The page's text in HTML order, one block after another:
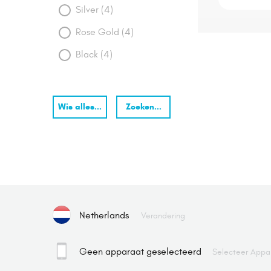
Silver (4)
Rose Gold (4)
Black (4)
Wis alles... Zoeken...
Netherlands Verandering
Geen apparaat geselecteerd Selecteer